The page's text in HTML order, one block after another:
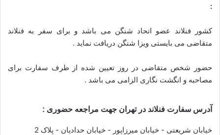
:
کشور فنلاند عضو اتحاد شنگن می باشد و برای سفر به فنلاند
متقاضی می بایستی ویزا شنگن دریافت نماید .
حضور شخص متقاضی در روز تعیین شده از طرف سفارت برای
مصاحبه و انگشت نگاری الزامی می باشد .
آدرس سفارت فنلاند در تهران جهت مراجعه حضوری :
خیابان شریعتی - خیابان میرزاپور - خیابان حدادیان - پلاک 2